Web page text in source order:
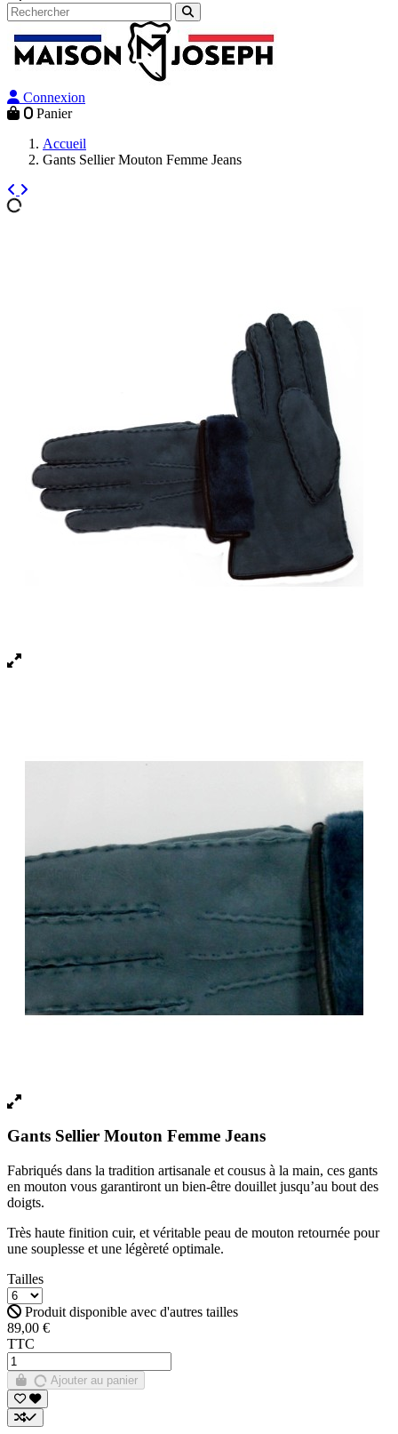
Connexion
0 Panier
Accueil
Gants Sellier Mouton Femme Jeans
Gants Sellier Mouton Femme Jeans
Fabriqués dans la tradition artisanale et cousus à la main, ces gants
en mouton vous garantiront un bien-être douillet jusqu’au bout des
doigts.
Très haute finition cuir, et véritable peau de mouton retournée pour
une souplesse et une légèreté optimale.
Tailles
Produit disponible avec d'autres tailles
89,00 €
TTC
Ajouter au panier